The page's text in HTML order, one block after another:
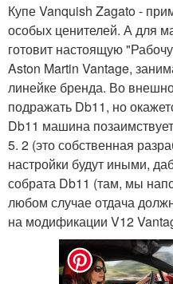
Купе Vanquish Zagato -
особых ценителей. А для
готовит настоящую
Aston Martin Vantage,
линейке бренда. Во
подражать Db11, но
Db11 машина
5. 2 (это собственная
настройки будут иными,
собрата Db11 (там, мы
любом случае отдача
на модификации V12